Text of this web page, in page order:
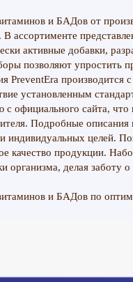
и БАДов от
В ассортименте
активные добавки,
позволяют упростить
PreventEra производится
установленным
с официального сайта, что
Подробные
и индивидуальных целей.
качество продукции.
организма, делая заботу
и БАДов по